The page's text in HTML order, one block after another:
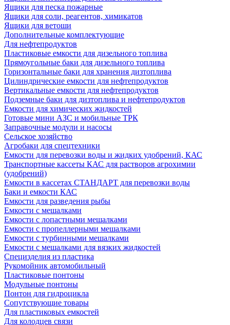
Ящики для песка пожарные
Ящики для соли, реагентов, химикатов
Ящики для ветоши
Дополнительные комплектующие
Для нефтепродуктов
Пластиковые емкости для дизельного топлива
Прямоугольные баки для дизельного топлива
Горизонтальные баки для хранения дизтоплива
Цилиндрические емкости для нефтепродуктов
Вертикальные емкости для нефтепродуктов
Подземные баки для дизтоплива и нефтепродуктов
Емкости для химических жидкостей
Готовые мини АЗС и мобильные ТРК
Заправочные модули и насосы
Сельское хозяйство
Агробаки для спецтехники
Емкости для перевозки воды и жидких удобрений, КАС
Транспортные кассеты КАС для растворов агрохимии
(удобрений)
Емкости в кассетах СТАНДАРТ для перевозки воды
Баки и емкости КАС
Емкости для разведения рыбы
Емкости с мешалками
Емкости с лопастными мешалками
Емкости с пропеллерными мешалками
Емкости с турбинными мешалками
Емкости с мешалками для вязких жидкостей
Специзделия из пластика
Рукомойник автомобильный
Пластиковые понтоны
Модульные понтоны
Понтон для гидроцикла
Сопутствующие товары
Для пластиковых емкостей
Для колодцев связи